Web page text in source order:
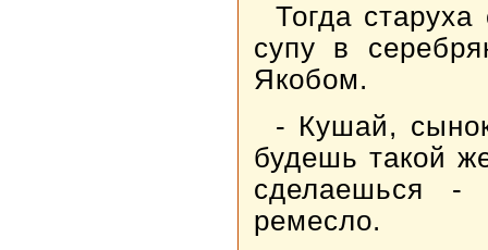
Тогда
супу в
Якобом.
- Кушай,
будешь такой
сделаешься -
ремесло.